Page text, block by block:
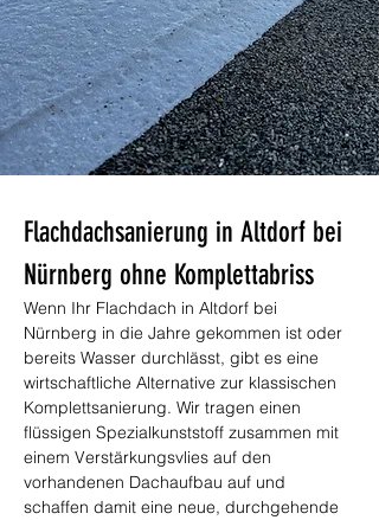
Flachdachsanierung in Altdorf bei
Nürnberg ohne Komplettabriss
Wenn Ihr Flachdach in Altdorf bei
Nürnberg in die Jahre gekommen ist oder
bereits Wasser durchlässt, gibt es eine
wirtschaftliche Alternative zur klassischen
Komplettsanierung. Wir tragen einen
flüssigen Spezialkunststoff zusammen mit
einem Verstärkungsvlies auf den
vorhandenen Dachaufbau auf und
schaffen damit eine neue, durchgehende